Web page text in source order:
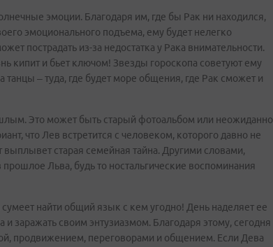
эмоции. Благодаря им, где бы Рак ни находился,
эмоционального подъема, ему будет нелегко
пострадать из-за недостатка у Рака внимательности.
кипит и бьет ключом! Звезды гороскопа советуют ему
танцы – туда, где будет море общения, где Рак сможет и
Это может быть старый фотоальбом или неожиданно
что Лев встретится с человеком, которого давно не
выплывет старая семейная тайна. Другими словами,
Льва, будь то ностальгические воспоминания
сумеет найти общий язык с кем угодно! День наделяет ее
заражать своим энтузиазмом. Благодаря этому, сегодня
продвижением, переговорами и общением. Если Дева